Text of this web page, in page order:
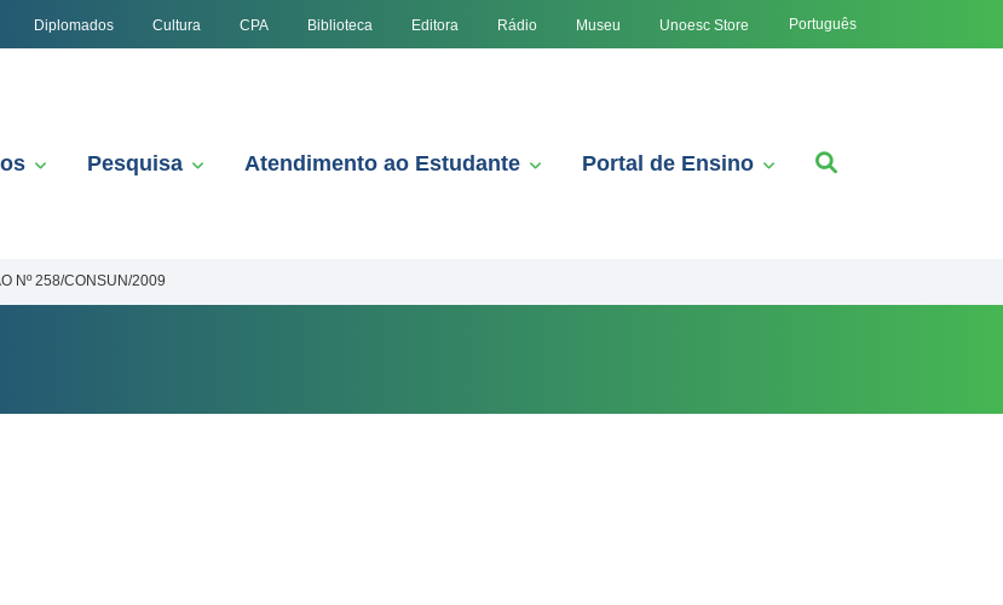
Diplomados Cultura CPA Biblioteca Editora Rádio Museu Unoesc Store Português
Pesquisa Atendimento ao Estudante Portal de Ensino
Nº 258/CONSUN/2009